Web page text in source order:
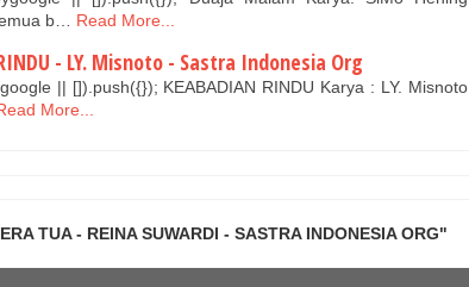
b…
Read More...
- LY. Misnoto - Sastra Indonesia Org
|| []).push({}); KEABADIAN RINDU Karya : LY. Misnoto
More...
TUA - REINA SUWARDI - SASTRA INDONESIA ORG"